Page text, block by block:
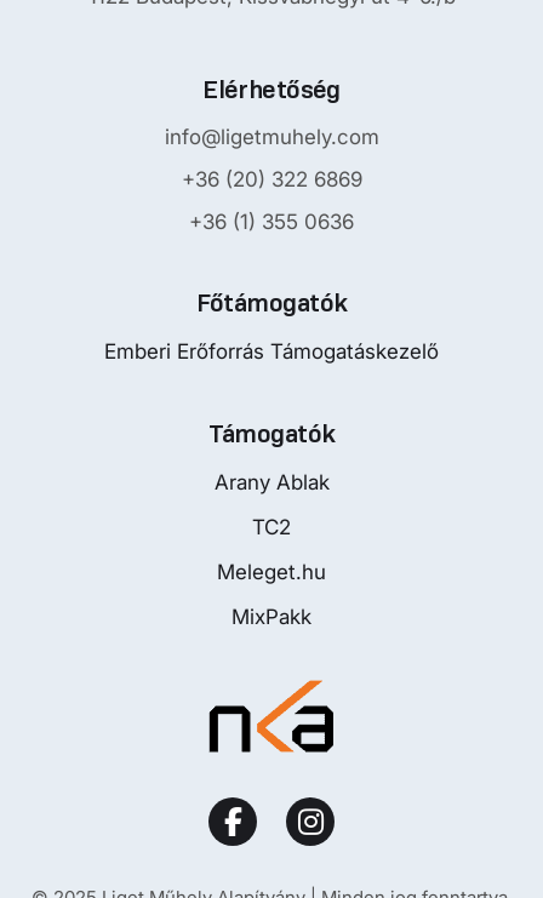
Elérhetőség
info@ligetmuhely.com
+36 (20) 322 6869
+36 (1) 355 0636
Főtámogatók
Emberi Erőforrás Támogatáskezelő
Támogatók
Arany Ablak
TC2
Meleget.hu
MixPakk